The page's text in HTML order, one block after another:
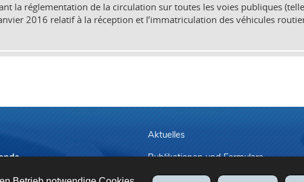
la réglementation de la circulation sur toutes les voies publiques
2016 relatif à la réception et l’immatriculation des véhicules
Aktuelles
Publikationen und Formulare